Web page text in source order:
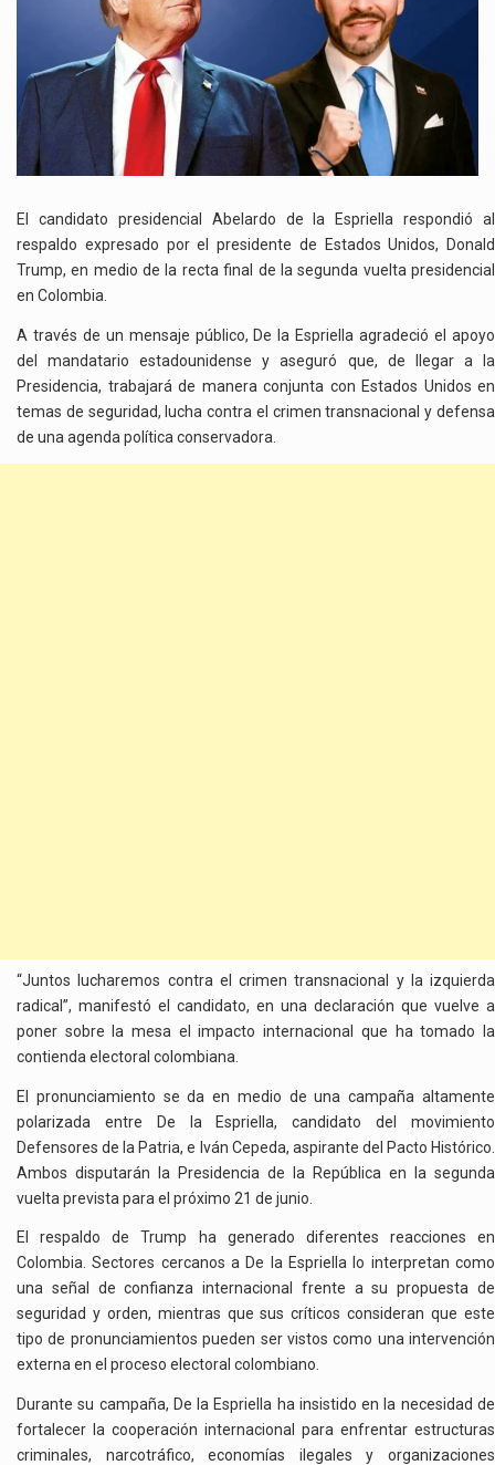
Y
PROMETE
COOPERACIÓN
CONTRA
TRANSNACIONAL
El candidato presidencial Abelardo de la Espriella respondió al
respaldo expresado por el presidente de Estados Unidos, Donald
Trump, en medio de la recta final de la segunda vuelta presidencial
en Colombia.
A través de un mensaje público, De la Espriella agradeció el apoyo
del mandatario estadounidense y aseguró que, de llegar a la
Presidencia, trabajará de manera conjunta con Estados Unidos en
temas de seguridad, lucha contra el crimen transnacional y defensa
de una agenda política conservadora.
“Juntos lucharemos contra el crimen transnacional y la izquierda
radical”, manifestó el candidato, en una declaración que vuelve a
poner sobre la mesa el impacto internacional que ha tomado la
contienda electoral colombiana.
El pronunciamiento se da en medio de una campaña altamente
polarizada entre De la Espriella, candidato del movimiento
Defensores de la Patria, e Iván Cepeda, aspirante del Pacto Histórico.
Ambos disputarán la Presidencia de la República en la segunda
vuelta prevista para el próximo 21 de junio.
El respaldo de Trump ha generado diferentes reacciones en
Colombia. Sectores cercanos a De la Espriella lo interpretan como
una señal de confianza internacional frente a su propuesta de
seguridad y orden, mientras que sus críticos consideran que este
tipo de pronunciamientos pueden ser vistos como una intervención
externa en el proceso electoral colombiano.
Durante su campaña, De la Espriella ha insistido en la necesidad de
fortalecer la cooperación internacional para enfrentar estructuras
criminales, narcotráfico, economías ilegales y organizaciones